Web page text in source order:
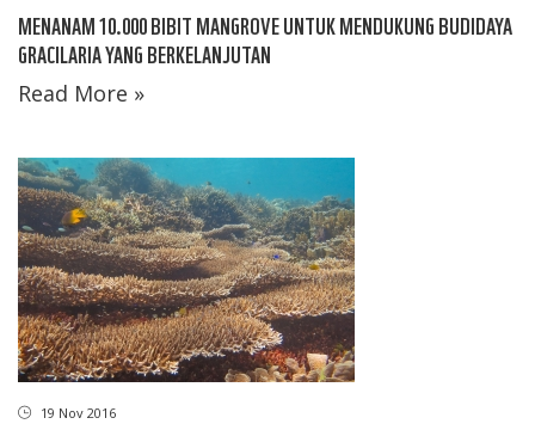
MENANAM 10.000 BIBIT MANGROVE UNTUK MENDUKUNG BUDIDAYA
GRACILARIA YANG BERKELANJUTAN
Read More »
19 Nov 2016